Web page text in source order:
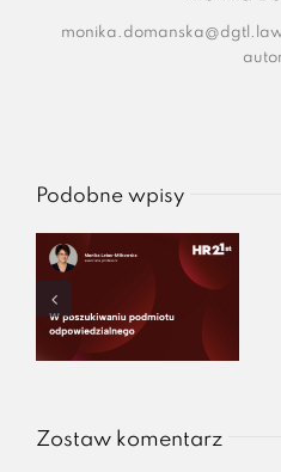
Podobne wpisy
Zostaw komentarz